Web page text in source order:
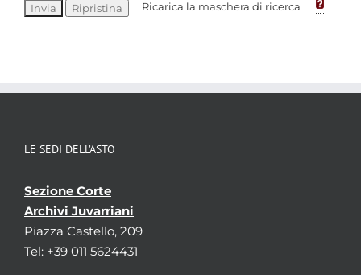
Ricarica la maschera di ricerca
LE SEDI DELL’ASTO
Sezione Corte
Archivi Juvarriani
Piazza Castello, 209
Tel: +39 011 5624431